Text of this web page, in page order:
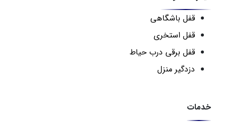
قفل باشگاهی
قفل استخری
قفل برقی درب حیاط
دزدگیر منزل
خدمات